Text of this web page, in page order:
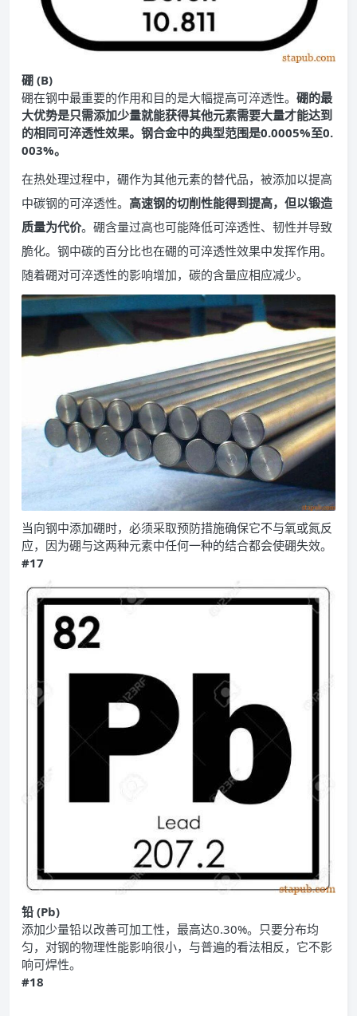
硼 (B)
硼在钢中最重要的作用和目的是大幅提高可淬透性。 硼的最
大优势是只需添加少量就能获得其他元素需要大量才能达到
的相同可淬透性效果。钢合金中的典型范围是0.0005%至0.
003%。
在热处理过程中，硼作为其他元素的替代品，被添加以提高
中碳钢的可淬透性。 高速钢的切削性能得到提高，但以锻造
质量为代价。硼含量过高也可能降低可淬透性、韧性并导致
脆化。钢中碳的百分比也在硼的可淬透性效果中发挥作用。
随着硼对可淬透性的影响增加，碳的含量应相应减少。
当向钢中添加硼时，必须采取预防措施确保它不与氧或氮反
应，因为硼与这两种元素中任何一种的结合都会使硼失效。
#17
铅 (Pb)
添加少量铅以改善可加工性，最高达0.30%。只要分布均
匀，对钢的物理性能影响很小，与普遍的看法相反，它不影
响可焊性。
#18